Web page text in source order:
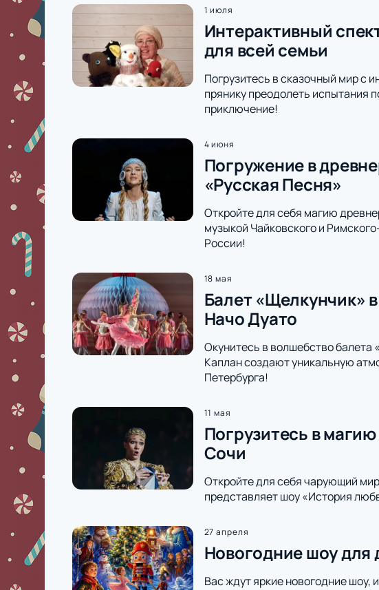
1 июля
Интерактивный
для всей семьи
Погрузитесь в сказочный мир с
прянику преодолеть испытания
приключение!
4 июня
Погружение в
«Русская Песня»
Откройте для себя магию
музыкой Чайковского и
России!
18 мая
Балет «Щелкунчик»
Начо Дуато
Окунитесь в волшебство
Каплан создают уникальную
Петербурга!
11 мая
Погрузитесь в
Сочи
Откройте для себя чарующий
представляет шоу «История
27 апреля
Новогодние шоу для
Вас ждут яркие новогодние шоу,